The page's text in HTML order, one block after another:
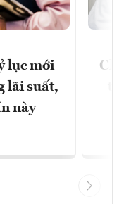
lục mới
lãi suất,
này